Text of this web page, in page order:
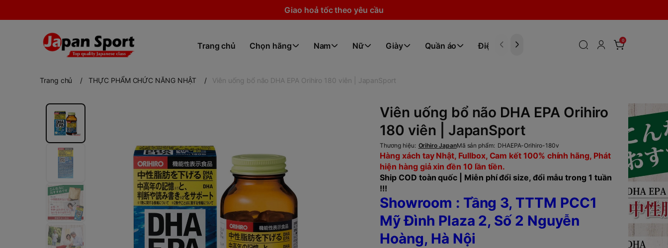
Giao hoả tốc theo yêu cầu
Trang chủ Chọn hãng Nam Nữ Giày Quần áo Điện tử
0
Trang chủ / THỰC PHẨM CHỨC NĂNG NHẬT / Viên uống bổ não DHA EPA Orihiro 180 viên | JapanSport
Viên uống bổ não DHA EPA Orihiro
180 viên | JapanSport
Thương hiệu: Orihiro JapanMã sản phẩm: DHAEPA-Orihiro-180v
Hàng xách tay Nhật, Fullbox, Cam kết 100% chính hãng, Phát
hiện hàng giả xin đền 10 lần tiền.
Ship COD toàn quốc | Miễn phí đổi size, đổi mẫu trong 1 tuần
!!!
Showroom : Tầng 3, TTTM PCC1
Mỹ Đình Plaza 2, Số 2 Nguyễn
Hoàng, Hà Nội